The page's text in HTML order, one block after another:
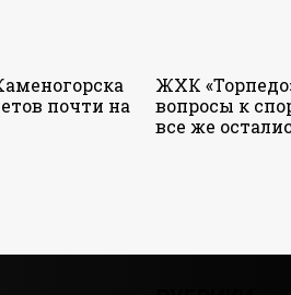
почти на
ЖХК
вопросы к
все же